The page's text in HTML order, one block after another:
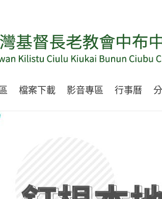
檔案下載 影音專區 行事曆